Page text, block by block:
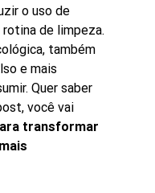
o uso de
rotina de limpeza.
também
e mais
Quer saber
você vai
transformar